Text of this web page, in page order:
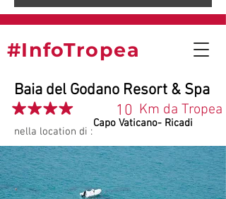
#InfoTropea
Baia del Godano Resort & Spa
nella location di :
Capo Vaticano- Ricadi
10 Km da Tropea